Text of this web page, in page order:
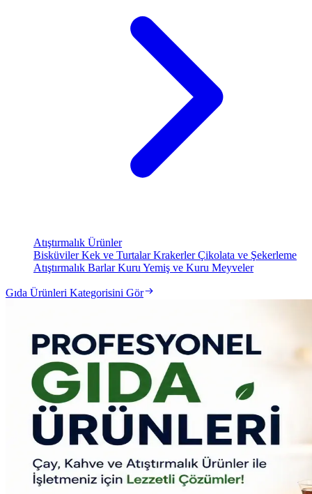
Atıştırmalık Ürünler
BisküvilerKek ve TurtalarKrakerlerÇikolata ve Şekerleme
Atıştırmalık BarlarKuru Yemiş ve Kuru Meyveler
Gıda Ürünleri Kategorisini Gör